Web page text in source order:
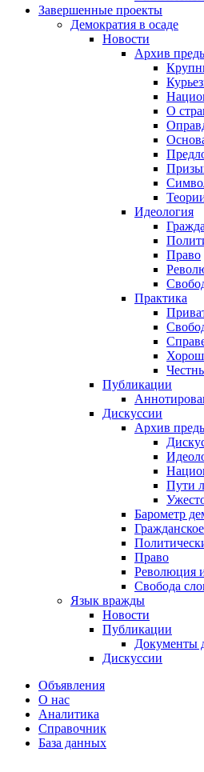
Завершенные проекты
Демократия в осаде
Новости
Архив
О
Идеология
Право
Практика
Публикации
Дискуссии
Архив
Пути
Барометр
Право
Революция
Свобода
Язык вражды
Новости
Публикации
Документы
Дискуссии
Объявления
О нас
Аналитика
Справочник
База данных